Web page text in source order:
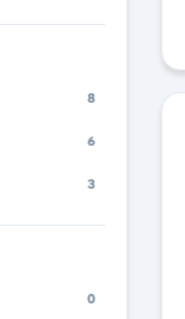
8
6
3
0